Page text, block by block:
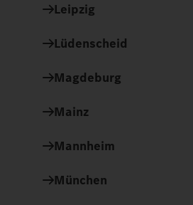
Leipzig
Lüdenscheid
Magdeburg
Mainz
Mannheim
München